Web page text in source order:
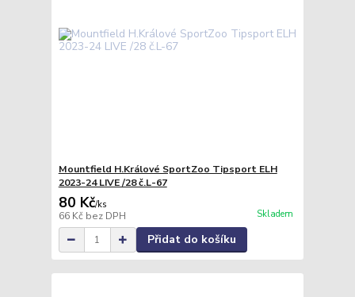
Mountfield H.Králové SportZoo Tipsport ELH
2023-24 LIVE /28 č.L-67
80 Kč/ks
66 Kč bez DPH Skladem
Přidat do košíku